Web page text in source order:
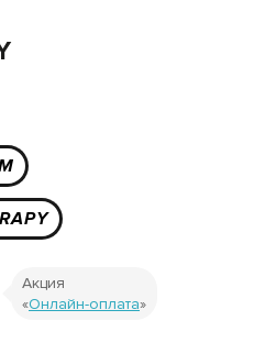
Акция
«Онлайн-оплата»